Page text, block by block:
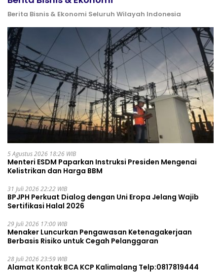
Berita Bisnis & Ekonomi Seluruh Wilayah Indonesia
5 Agustus 2026 18:26 WIB
Menteri ESDM Paparkan Instruksi Presiden Mengenai
Kelistrikan dan Harga BBM
31 Juli 2026 22:22 WIB
BPJPH Perkuat Dialog dengan Uni Eropa Jelang Wajib
Sertifikasi Halal 2026
29 Juli 2026 17:00 WIB
Menaker Luncurkan Pengawasan Ketenagakerjaan
Berbasis Risiko untuk Cegah Pelanggaran
28 Juli 2026 23:59 WIB
Alamat Kontak BCA KCP Kalimalang Telp:0817819444